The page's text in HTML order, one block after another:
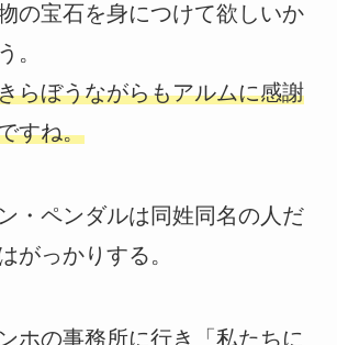
の宝石を身につけて欲しいか
。
らぼうながらもアルムに感謝
すね。
・ペンダルは同姓同名の人だ
がっかりする。
ホの事務所に行き「私たちに